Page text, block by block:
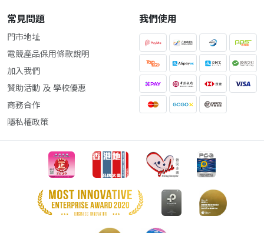
常見問題
門市地址
電競產品保用條款說明
加入我們
贊助活動 及 學校優惠
商務合作
隱私權政策
我們使用